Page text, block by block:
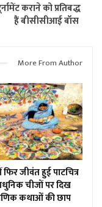
कराने को प्रतिबद्ध
हैं बीसीसीआई बॉस
More From Author
जीवंत हुई पाटचित्र
चीजों पर दिख
कथाओं की छाप